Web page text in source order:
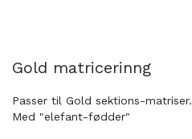
Gold matricerinng
Passer til Gold sektions-matriser.
Med "elefant-fødder"